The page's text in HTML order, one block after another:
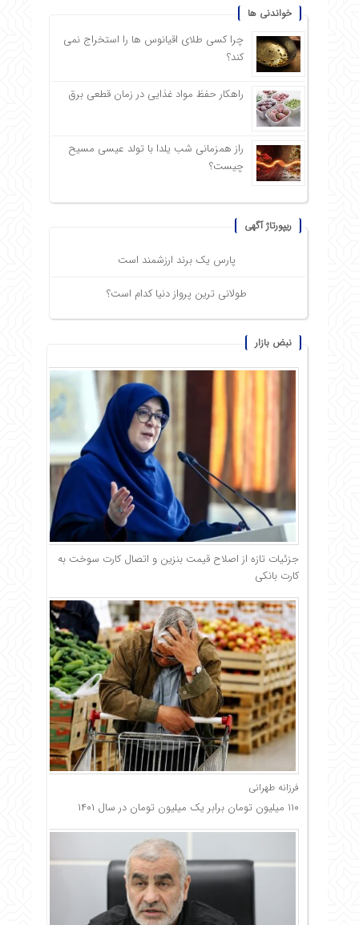
خواندنی ها
چرا کسی طلای اقیانوس ها را استخراج نمی
کند؟
راهکار حفظ مواد غذایی در زمان قطعی برق
راز همزمانی شب یلدا با تولد عیسی مسیح
چیست؟
ریپورتاژ آگهی
پارس یک برند ارزشمند است
طولانی ترین پرواز دنیا کدام است؟
نبض بازار
جزئیات تازه از اصلاح قیمت بنزین و اتصال کارت سوخت به
کارت بانکی
فرزانه طهرانی
۱۱۰ میلیون تومان برابر یک میلیون تومان در سال ۱۴۰۱